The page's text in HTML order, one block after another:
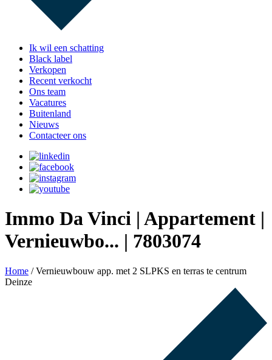
Ik wil een schatting
Black label
Verkopen
Recent verkocht
Ons team
Vacatures
Buitenland
Nieuws
Contacteer ons
Immo Da Vinci | Appartement |
Vernieuwbo... | 7803074
Home / Vernieuwbouw app. met 2 SLPKS en terras te centrum
Deinze